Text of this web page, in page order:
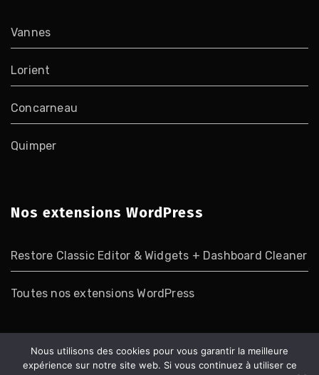
Vannes
Lorient
Concarneau
Quimper
Nos extensions WordPress
Restore Classic Editor & Widgets + Dashboard Cleaner
Toutes nos extensions WordPress
Mentions Légales|Nous découvrir |Plan du site|Nos
Nous utilisons des cookies pour vous garantir la meilleure
expérience sur notre site web. Si vous continuez à utiliser ce